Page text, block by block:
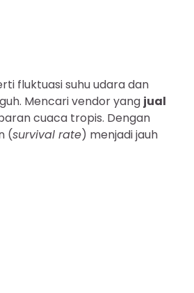
fluktuasi suhu udara dan
Mencari vendor yang jual
cuaca tropis. Dengan
(survival rate) menjadi jauh